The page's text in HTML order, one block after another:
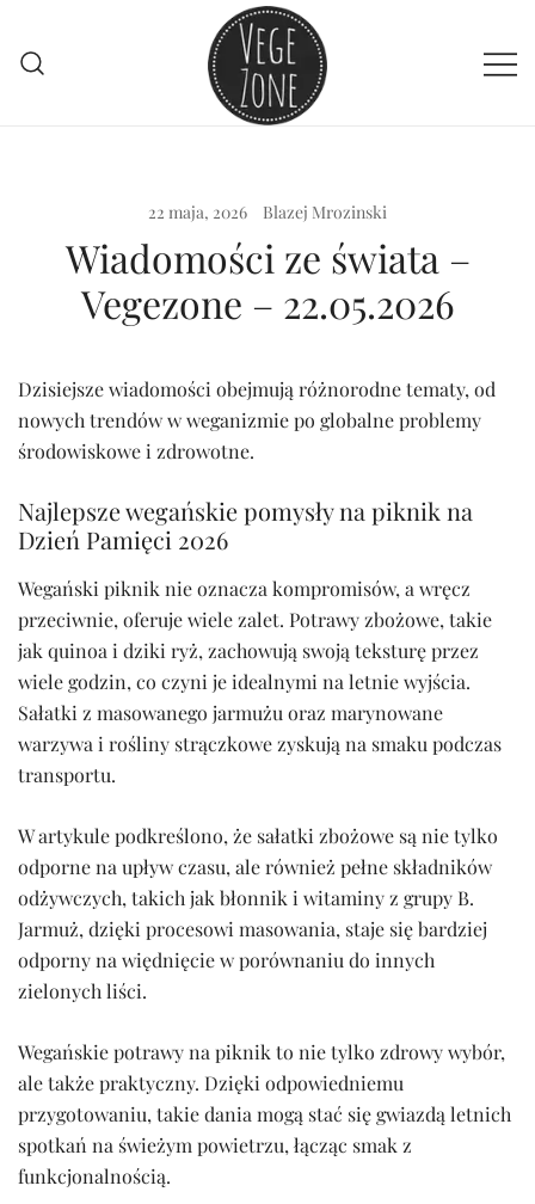
treści
22 maja, 2026 Blazej Mrozinski
Wiadomości ze świata –
Vegezone – 22.05.2026
Dzisiejsze wiadomości obejmują różnorodne tematy, od
nowych trendów w weganizmie po globalne problemy
środowiskowe i zdrowotne.
Najlepsze wegańskie pomysły na piknik na
Dzień Pamięci 2026
Wegański piknik nie oznacza kompromisów, a wręcz
przeciwnie, oferuje wiele zalet. Potrawy zbożowe, takie
jak quinoa i dziki ryż, zachowują swoją teksturę przez
wiele godzin, co czyni je idealnymi na letnie wyjścia.
Sałatki z masowanego jarmużu oraz marynowane
warzywa i rośliny strączkowe zyskują na smaku podczas
transportu.
W artykule podkreślono, że sałatki zbożowe są nie tylko
odporne na upływ czasu, ale również pełne składników
odżywczych, takich jak błonnik i witaminy z grupy B.
Jarmuż, dzięki procesowi masowania, staje się bardziej
odporny na więdnięcie w porównaniu do innych
zielonych liści.
Wegańskie potrawy na piknik to nie tylko zdrowy wybór,
ale także praktyczny. Dzięki odpowiedniemu
przygotowaniu, takie dania mogą stać się gwiazdą letnich
spotkań na świeżym powietrzu, łącząc smak z
funkcjonalnością.